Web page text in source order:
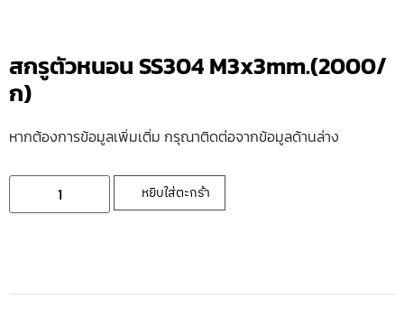
สกรูตัวหนอน SS304 M3x3mm.(2000/
ก)
หากต้องการข้อมูลเพิ่มเติ่ม กรุณาติดต่อจากข้อมูลด้านล่าง
หยิบใส่ตะกร้า